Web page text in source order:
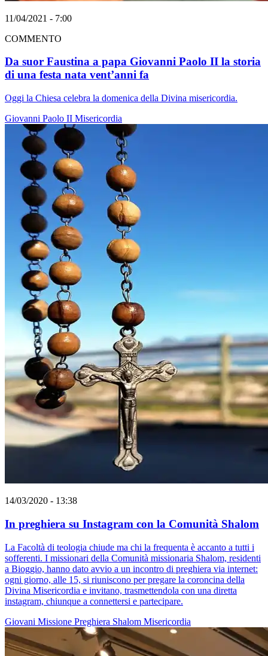
11/04/2021 - 7:00
COMMENTO
Da suor Faustina a papa Giovanni Paolo II la storia
di una festa nata vent’anni fa
Oggi la Chiesa celebra la domenica della Divina misericordia.
Giovanni Paolo II Misericordia
14/03/2020 - 13:38
In preghiera su Instagram con la Comunità Shalom
La Facoltà di teologia chiude ma chi la frequenta è accanto a tutti i
sofferenti. I missionari della Comunità missionaria Shalom, residenti
a Bioggio, hanno dato avvio a un incontro di preghiera via internet:
ogni giorno, alle 15, si riuniscono per pregare la coroncina della
Divina Misericordia e invitano, trasmettendola con una diretta
instagram, chiunque a connettersi e partecipare.
Giovani Missione Preghiera Shalom Misericordia